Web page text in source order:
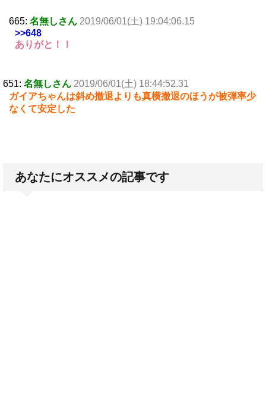
665: 名無しさん 2019/06/01(土) 19:04:06.15
>>648
ありがと！！
651: 名無しさん 2019/06/01(土) 18:44:52.31
ガイアちゃんは斜め撤退よりも真横撤退のほうが被弾率少
なくて安定した
あなたにオススメの記事です